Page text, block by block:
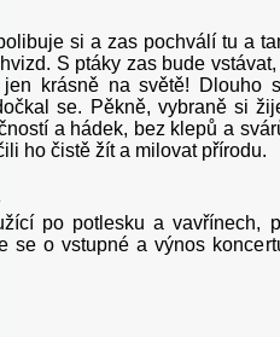
si a zas pochválí tu a
S ptáky zas bude vstávat,
krásně na světě! Dlouho
se. Pěkně, vybraně si
a hádek, bez klepů a
ho čistě žít a milovat přírodu.
po potlesku a vavřínech,
se o vstupné a výnos